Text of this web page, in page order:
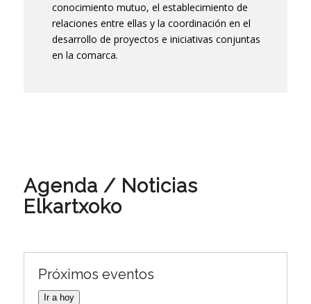
conocimiento mutuo, el establecimiento de
relaciones entre ellas y la coordinación en el
desarrollo de proyectos e iniciativas conjuntas
en la comarca.
Agenda / Noticias
Elkartxoko
Próximos eventos
Ir a hoy